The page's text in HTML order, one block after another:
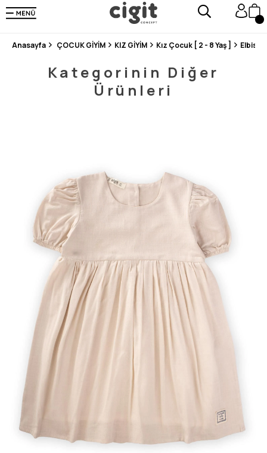
250.000'DEN FAZLA DEĞERLENDİRMEDE 5 ÜZERİNDEN 4.8 PUAN ALDI ⭐⭐⭐⭐⭐
3 MİLYONDAN FAZLA MUTLU MÜŞTERİ ❤️ 10 MİLYON ÜRÜN
Anasayfa ÇOCUK GİYİM KIZ GİYİM Kız Çocuk [ 2 - 8 Yaş ] Elbise
Kategorinin Diğer
Ürünleri